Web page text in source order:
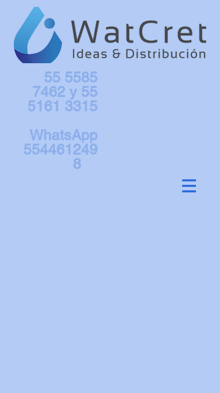
55 5585
7462 y 55
5161 3315
WhatsApp
554461249
8